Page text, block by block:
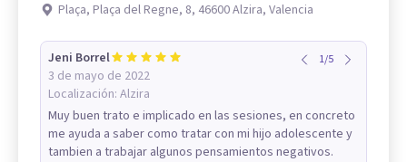
Plaça, Plaça del Regne, 8, 46600 Alzira, Valencia
Jeni Borrel
3 de mayo de 2022
Localización: Alzira
1/5
Muy buen trato e implicado en las sesiones, en concreto
me ayuda a saber como tratar con mi hijo adolescente y
tambien a trabajar algunos pensamientos negativos.